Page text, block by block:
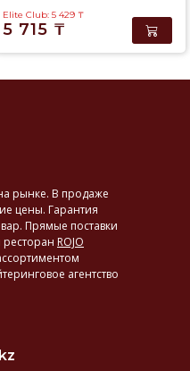
Elite Club: 5 429 ₸
5 715 ₸
рынке. В продаже
цены. Гарантия
Прямые поставки
ROJO
агентство